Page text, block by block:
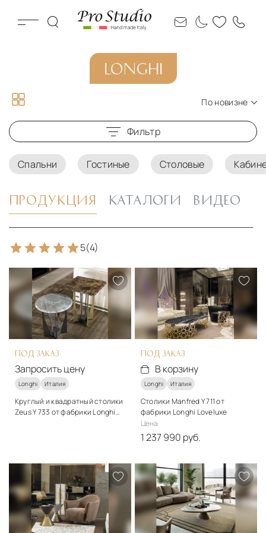
LONGHI
По новизне
По новизне
По цене по возрастанию
По цене по убыванию
Фильтр
Спальни Гостиные Столовые
ПРОДУКЦИЯ КАТАЛОГИ ВИДЕО
5(4)
ПОД ЗАКАЗ
Запросить цену
Longhi Италия
Круглый и квадратный столики
Zeus Y 733 от фабрики Longhi
Подробнее
Запросить цену
ПОД ЗАКАЗ
В корзину
Longhi Италия
Столики Manfred Y 711 от
фабрики Longhi Loveluxe
Цена
1 237 990 руб.
арт-деко
Подробнее
В корзину